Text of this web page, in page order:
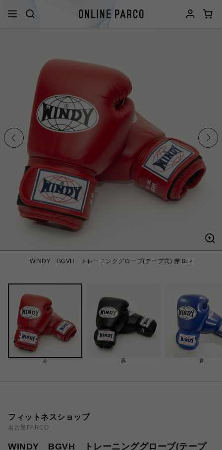
WINDY BGVH トレーニンググローブ(テープ式) 赤 8oz
赤 黒 青
フィットネスショップ
名古屋PARCO
WINDY BGVH トレーニンググローブ(テープ